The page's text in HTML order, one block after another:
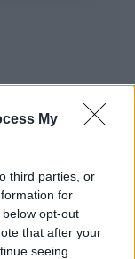
My
third parties, or
for
opt-out
that after your
seeing
dnia. Czy
dla